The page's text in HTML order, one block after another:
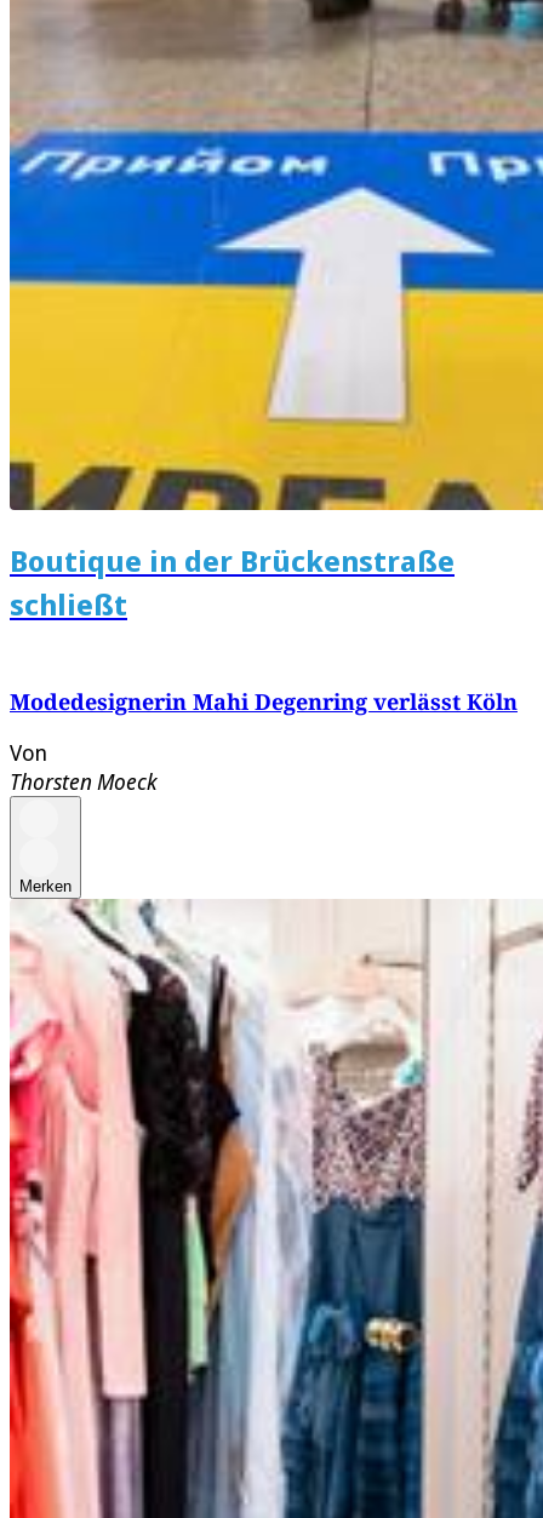
Boutique in der Brückenstraße
schließt
Modedesignerin Mahi Degenring verlässt Köln
Von
Thorsten Moeck
Merken